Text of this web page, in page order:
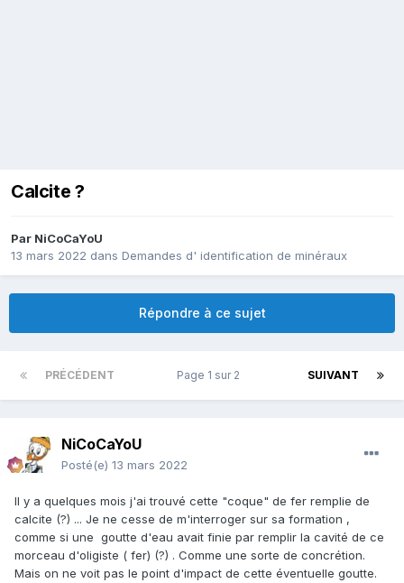
Calcite ?
Par NiCoCaYoU
13 mars 2022 dans Demandes d' identification de minéraux
Répondre à ce sujet
PRÉCÉDENT SUIVANT
Page 1 sur 2
NiCoCaYoU
Posté(e) 13 mars 2022
Il y a quelques mois j'ai trouvé cette "coque" de fer remplie de
calcite (?) ... Je ne cesse de m'interroger sur sa formation ,
comme si une goutte d'eau avait finie par remplir la cavité de ce
morceau d'oligiste ( fer) (?) . Comme une sorte de concrétion.
Mais on ne voit pas le point d'impact de cette éventuelle goutte.